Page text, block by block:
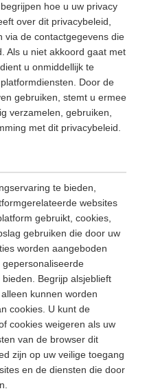
hoe u uw privacy
over dit privacybeleid,
via de contactgegevens die
Als u niet akkoord gaat met
u onmiddellijk te
Door de
gebruiken, stemt u ermee
verzamelen, gebruiken,
met dit privacybeleid.
te bieden,
websites
gebruikt, cookies,
gebruiken die door uw
worden aangeboden
Begrijp alsjeblieft
kunnen worden
cookies. U kunt de
cookies weigeren als uw
van de browser dit
zijn op uw veilige toegang
en de diensten die door